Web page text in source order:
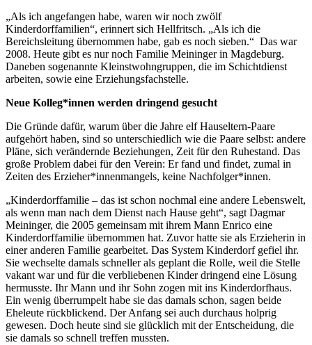
„Als ich angefangen habe, waren wir noch zwölf
Kinderdorffamilien“, erinnert sich Hellfritsch. „Als ich die
Bereichsleitung übernommen habe, gab es noch sieben.“ Das war
2008. Heute gibt es nur noch Familie Meininger in Magdeburg.
Daneben sogenannte Kleinstwohngruppen, die im Schichtdienst
arbeiten, sowie eine Erziehungsfachstelle.
Neue Kolleg*innen werden dringend gesucht
Die Gründe dafür, warum über die Jahre elf Hauseltern-Paare
aufgehört haben, sind so unterschiedlich wie die Paare selbst: andere
Pläne, sich verändernde Beziehungen, Zeit für den Ruhestand. Das
große Problem dabei für den Verein: Er fand und findet, zumal in
Zeiten des Erzieher*innenmangels, keine Nachfolger*innen.
„Kinderdorffamilie – das ist schon nochmal eine andere Lebenswelt,
als wenn man nach dem Dienst nach Hause geht“, sagt Dagmar
Meininger, die 2005 gemeinsam mit ihrem Mann Enrico eine
Kinderdorffamilie übernommen hat. Zuvor hatte sie als Erzieherin in
einer anderen Familie gearbeitet. Das System Kinderdorf gefiel ihr.
Sie wechselte damals schneller als geplant die Rolle, weil die Stelle
vakant war und für die verbliebenen Kinder dringend eine Lösung
hermusste. Ihr Mann und ihr Sohn zogen mit ins Kinderdorfhaus.
Ein wenig überrumpelt habe sie das damals schon, sagen beide
Eheleute rückblickend. Der Anfang sei auch durchaus holprig
gewesen. Doch heute sind sie glücklich mit der Entscheidung, die
sie damals so schnell treffen mussten.